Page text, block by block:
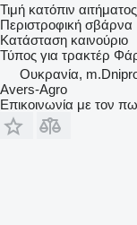
Τιμή κατόπιν αιτήματος
Περιστροφική σβάρνα
Κατάσταση καινούριο
Τύπος για τρακτέρ
Ουκρανία,
Avers-Agro
Επικοινωνία με τον